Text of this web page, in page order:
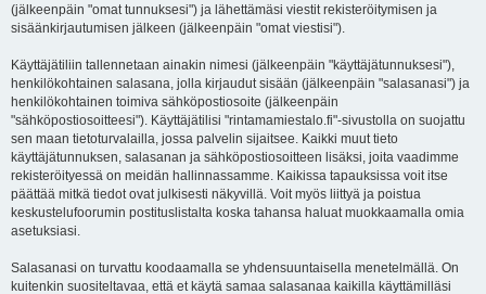
(jälkeenpäin "omat tunnuksesi") ja lähettämäsi viestit rekisteröitymisen ja
sisäänkirjautumisen jälkeen (jälkeenpäin "omat viestisi").
Käyttäjätiliin tallennetaan ainakin nimesi (jälkeenpäin "käyttäjätunnuksesi"),
henkilökohtainen salasana, jolla kirjaudut sisään (jälkeenpäin "salasanasi") ja
henkilökohtainen toimiva sähköpostiosoite (jälkeenpäin
"sähköpostiosoitteesi"). Käyttäjätilisi "rintamamiestalo.fi"-sivustolla on suojattu
sen maan tietoturvalailla, jossa palvelin sijaitsee. Kaikki muut tieto
käyttäjätunnuksen, salasanan ja sähköpostiosoitteen lisäksi, joita vaadimme
rekisteröityessä on meidän hallinnassamme. Kaikissa tapauksissa voit itse
päättää mitkä tiedot ovat julkisesti näkyvillä. Voit myös liittyä ja poistua
keskustelufoorumin postituslistalta koska tahansa haluat muokkaamalla omia
asetuksiasi.
Salasanasi on turvattu koodaamalla se yhdensuuntaisella menetelmällä. On
kuitenkin suositeltavaa, että et käytä samaa salasanaa kaikilla käyttämilläsi